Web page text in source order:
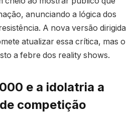
anunciando a lógica dos
A nova versão dirigida
atualizar essa crítica, mas o
a febre dos reality shows.
e a idolatria a
competição